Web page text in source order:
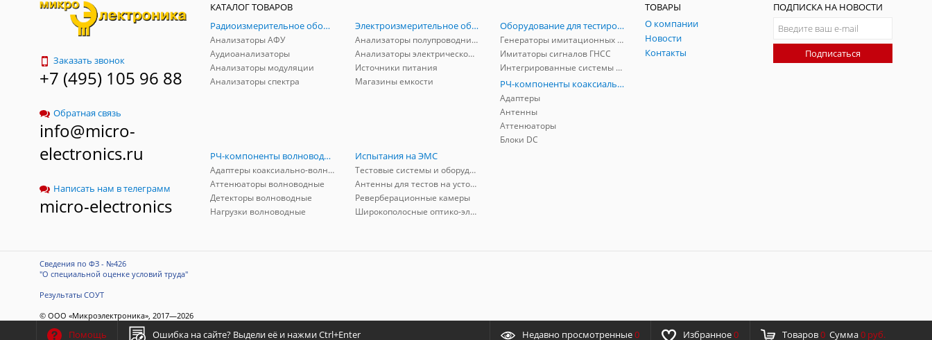
Заказать звонок
+7 (495) 105 96 88
Обратная связь
info@micro-
electronics.ru
Написать нам в телеграмм
micro-electronics
КАТАЛОГ ТОВАРОВ
Радиоизмерительное оборудование
Анализаторы АФУ
Аудиоанализаторы
Анализаторы модуляции
Анализаторы спектра
Электроизмерительное оборудование
Анализаторы полупроводников
Анализаторы электрической мощности
Источники питания
Магазины емкости
Оборудование для тестирования и симуляции ГНСС
Генераторы имитационных и заградительных помех
Имитаторы сигналов ГНСС
Интегрированные системы защиты от ГНСС-помех
РЧ-компоненты коаксиальные
Адаптеры
Антенны
Аттенюаторы
Блоки DC
РЧ-компоненты волноводные
Адаптеры коаксиально-волноводные
Аттенюаторы волноводные
Детекторы волноводные
Нагрузки волноводные
Испытания на ЭМС
Тестовые системы и оборудование
Антенны для тестов на устойчивость к ЭМП
Реверберационные камеры
Широкополосные оптико-электрические линии
ТОВАРЫ
О компании
Новости
Контакты
ПОДПИСКА НА НОВОСТИ
Подписаться
Сведения по ФЗ - №426
"О специальной оценке условий труда"
Результаты СОУТ
© ООО «Микроэлектроника», 2017—2026
Разработка сайта
ITConstruct
Помощь Ошибка на сайте? Выдели её и нажми Ctrl+Enter Недавно просмотренные0 Избранное0 Товаров0 Сумма0 руб.